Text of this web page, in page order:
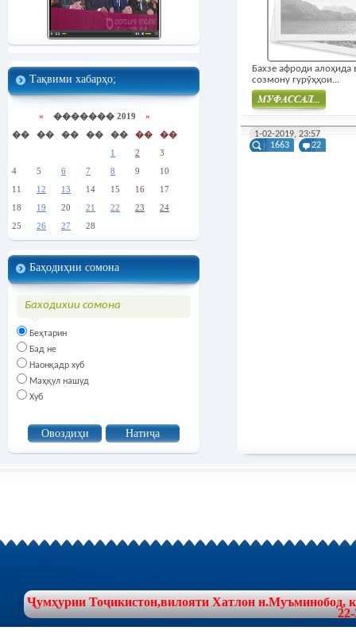
Тақвими хабарҳо;
« ������� 2019 »
��
�� �� �� �� ��
��
1
2
3
4
5 6 7 8 9
10
11
12 13 14 15 16
17
18
19 20 21 22 23
24
25
26 27 28
Баҳодиҳии сомона
Баходихии сомона
Беҳтарин
Бад не
Наонқадр хуб
Маҳқул нашуд
Хуб
Бахзе афроди алоҳида
созмону гурӯҳҳои...
Муфасал
1-02-2019, 23:57
1663
22
Ҷумҳурии Тоҷикистон,вилояти Хатлон н.Муъминобод,